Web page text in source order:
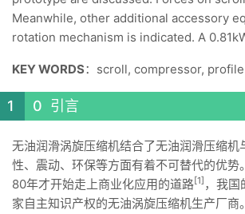
Meanwhile, other additional accessory
rotation mechanism is indicated. A
KEY WORDS：scroll, compressor,
0 引言
无油润滑涡旋压缩机结合了无油润滑压缩
性、震动、环保等方面有着不可替代的优
80年才开始走上商业化应用的道路[1] ，我
家自主知识产权的无油涡旋压缩机生产厂